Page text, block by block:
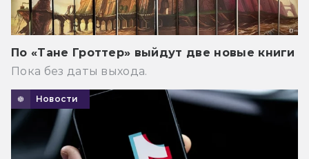
По «Тане Гроттер» выйдут две новые книги
Пока без даты выхода.
Новости